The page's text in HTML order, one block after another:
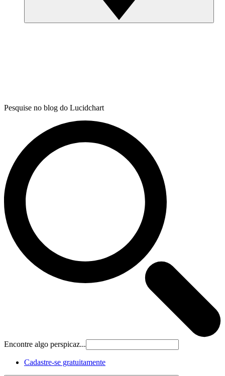
Pesquise no blog do Lucidchart
Encontre algo perspicaz...
Cadastre‐se gratuitamente